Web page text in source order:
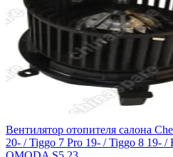
Вентилятор отопителя салона
20- / Tiggo 7 Pro 19- / Tiggo 8 19-